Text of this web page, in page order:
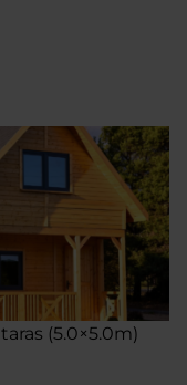
(5.0×5.0m)